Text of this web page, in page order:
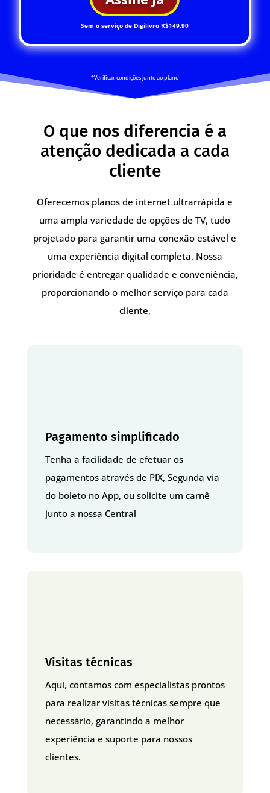
Sem o serviço de Digilivro R$149,90
*Verificar condições junto ao plano
O que nos diferencia é a
atenção dedicada a cada
cliente
Oferecemos planos de internet ultrarrápida e
uma ampla variedade de opções de TV, tudo
projetado para garantir uma conexão estável e
uma experiência digital completa. Nossa
prioridade é entregar qualidade e conveniência,
proporcionando o melhor serviço para cada
cliente,
Pagamento simplificado
Tenha a facilidade de efetuar os
pagamentos através de PIX, Segunda via
do boleto no App, ou solicite um carnê
junto a nossa Central
Visitas técnicas
Aqui, contamos com especialistas prontos
para realizar visitas técnicas sempre que
necessário, garantindo a melhor
experiência e suporte para nossos
clientes.